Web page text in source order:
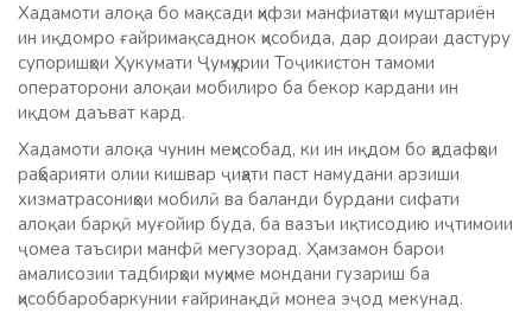
Хадамоти алоқа бо мақсади ҳифзи манфиатҳои муштариён
ин иқдомро ғайримақсаднок ҳисобида, дар доираи дастуру
супоришҳои Ҳукумати Ҷумҳурии Тоҷикистон тамоми
операторони алоқаи мобилиро ба бекор кардани ин
иқдом даъват кард.
Хадамоти алоқа чунин меҳисобад, ки ин иқдом бо ҳадафҳои
раҳбарияти олии кишвар ҷиҳати паст намудани арзиши
хизматрасониҳои мобилӣ ва баланди бурдани сифати
алоқаи барқӣ муғойир буда, ба вазъи иқтисодию иҷтимоии
ҷомеа таъсири манфӣ мегузорад. Ҳамзамон барои
амалисозии тадбирҳои муҳиме мондани гузариш ба
ҳисоббаробаркунии ғайринақдӣ монеа эҷод мекунад.